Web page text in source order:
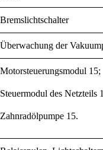
Bremslichtschalter
Überwachung der
Motorsteuerungsmodul 15;
Steuermodul des Netzteils
Zahnradölpumpe 15.